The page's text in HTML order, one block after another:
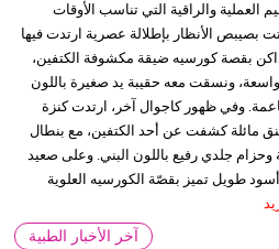
والراقية التي تناسب الأوقات
بصيبص الأنظار بإطلالة عصرية ارتدت فيها
بقصة كورسيه ضيقة مكشوفة الكتفين،
ونسقت معه حقيبة يد صغيرة باللون
وفي ظهور كاجوال آخر، ارتدت كنزة
مائلة كشفت عن أحد الكتفين، مع بنطال
جلدي رفيع باللون البني. وعلى صعيد
طويل تميز بقصّة الكورسيه العلوية
آخر الأخبار الطبية